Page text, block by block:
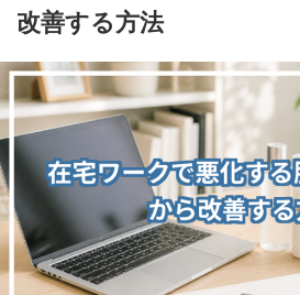
改善する方法